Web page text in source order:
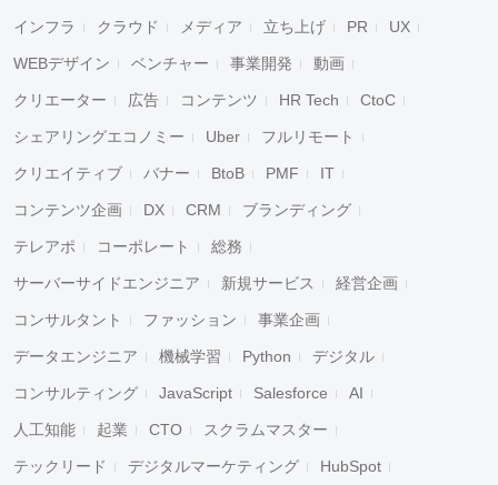
インフラ クラウド メディア 立ち上げ PR UX
WEBデザイン ベンチャー 事業開発 動画
クリエーター 広告 コンテンツ HR Tech CtoC
シェアリングエコノミー Uber フルリモート
クリエイティブ バナー BtoB PMF IT
コンテンツ企画 DX CRM ブランディング
テレアポ コーポレート 総務
サーバーサイドエンジニア 新規サービス 経営企画
コンサルタント ファッション 事業企画
データエンジニア 機械学習 Python デジタル
コンサルティング JavaScript Salesforce AI
人工知能 起業 CTO スクラムマスター
テックリード デジタルマーケティング HubSpot